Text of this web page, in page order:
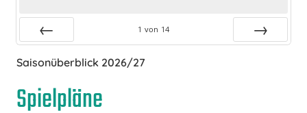
1 von 14
Saisonüberblick 2026/27
Spielpläne